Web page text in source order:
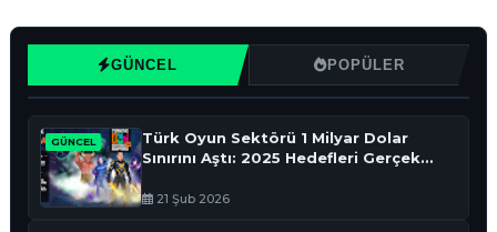
GÜNCEL POPÜLER
GÜNCEL
Türk Oyun Sektörü 1 Milyar Dolar
Sınırını Aştı: 2025 Hedefleri Gerçek
21 Şub 2026